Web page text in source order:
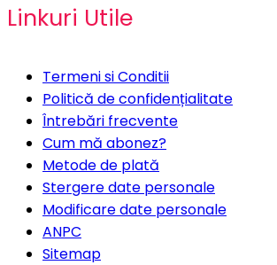
Linkuri Utile
Termeni si Conditii
Politică de confidențialitate
Întrebări frecvente
Cum mă abonez?
Metode de plată
Stergere date personale
Modificare date personale
ANPC
Sitemap